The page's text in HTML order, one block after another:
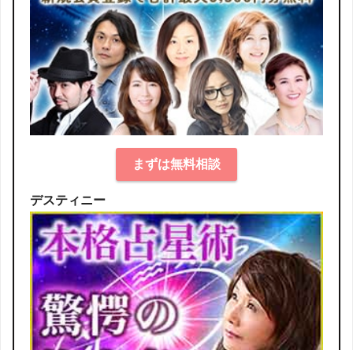
まずは無料相談
デスティニー